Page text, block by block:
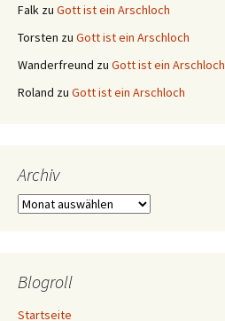
Falk zu Gott ist ein Arschloch
Torsten zu Gott ist ein Arschloch
Wanderfreund zu Gott ist ein Arschloch
Roland zu Gott ist ein Arschloch
Archiv
Archiv
Blogroll
Startseite